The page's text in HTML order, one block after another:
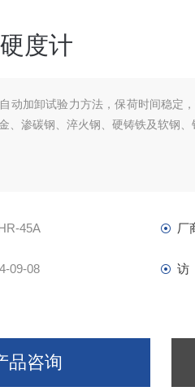
度计
动加卸试验力方法，保荷时间稳定
、渗碳钢、淬火钢、硬铸铁及软钢
45A 厂
09-08 访
品咨询